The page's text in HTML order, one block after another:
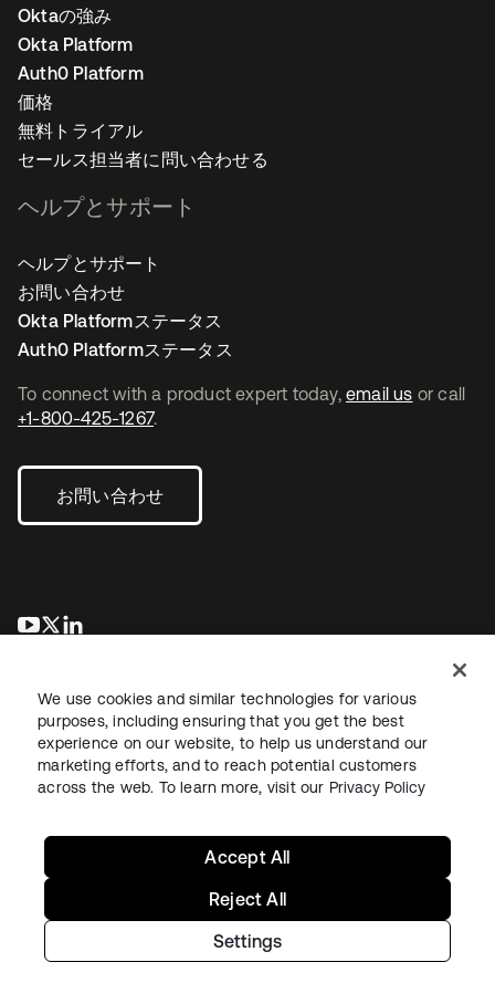
To connect with a product expert today, email us or call
+1-800-425-1267.
お問い合わせ
新しいタブで開く
新しいタブで開く
Oktaの強み
Okta Platform
Auth0 Platform
価格
無料トライアル
セールス担当者に問い合わせる
ヘルプとサポート
ヘルプとサポート
お問い合わせ
Okta Platformステータス
Auth0 Platformステータス
法務プライバシーポリシーサイト利用規約セキュリティ
Copyright © 2026 Okta. All rights reserved.
We use cookies and similar technologies for various
purposes, including ensuring that you get the best
experience on our website, to help us understand our
marketing efforts, and to reach potential customers
across the web. To learn more, visit our Privacy Policy
Settings
Reject All
Accept All